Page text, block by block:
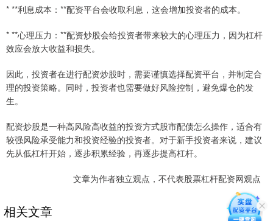
* **利息成本：**配资平台会收取利息，这会增加投资者的成本。
* **心理压力：**配资炒股会给投资者带来较大的心理压力，因为杠杆
效应会放大收益和损失。
因此，投资者在进行配资炒股时，需要谨慎选择配资平台，并制定合
理的投资策略。同时，投资者也需要做好风险控制，避免爆仓的发
生。
配资炒股是一种高风险高收益的投资方式股市配债怎么操作，适合有
较强风险承受能力和投资经验的投资者。对于新手投资者来说，建议
先从低杠杆开始，逐步积累经验，再逐步提高杠杆。
文章为作者独立观点，不代表股票杠杆配资网观点
相关文章